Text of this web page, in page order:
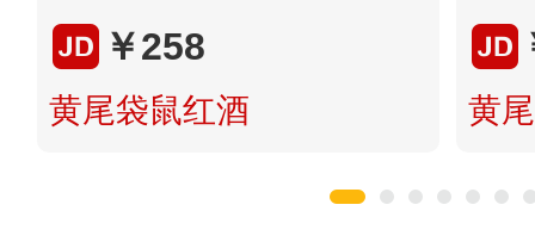
￥258
黄尾袋鼠红酒 黄